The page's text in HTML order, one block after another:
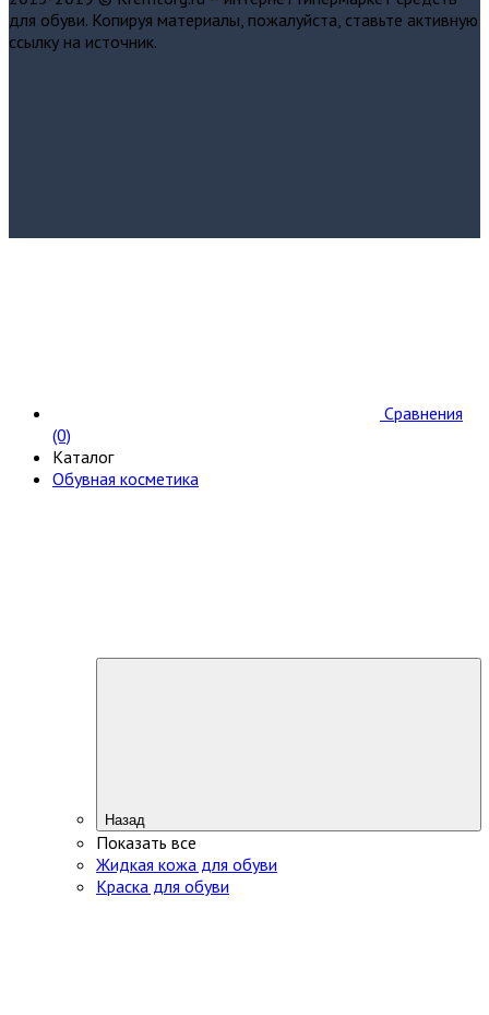
для обуви. Копируя материалы, пожалуйста, ставьте активную
ссылку на источник.
Сравнения
(0)
Каталог
Обувная косметика
Назад
Показать все
Жидкая кожа для обуви
Краска для обуви